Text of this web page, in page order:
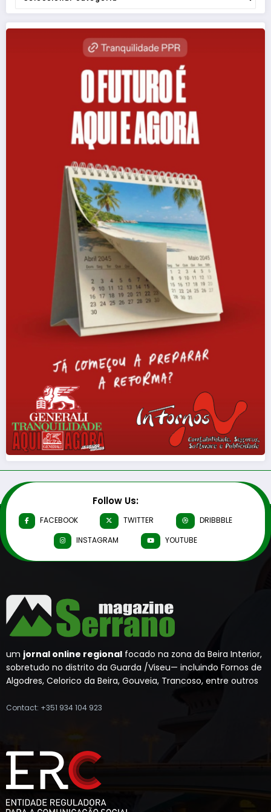
Follow Us:
FACEBOOK TWITTER
DRIBBBLE
INSTAGRAM
YOUTUBE
um jornal online regional focado na zona da Beira Interior,
sobretudo no distrito da Guarda /Viseu— incluindo Fornos de
Algodres, Celorico da Beira, Gouveia, Trancoso, entre outros
Contact: +351 934 104 923